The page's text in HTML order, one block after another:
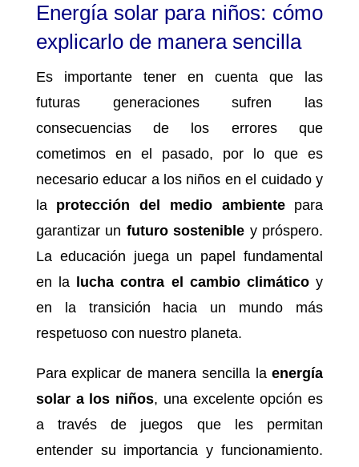
Energía solar para niños: cómo
explicarlo de manera sencilla
Es importante tener en cuenta que las
futuras generaciones sufren las
consecuencias de los errores que
cometimos en el pasado, por lo que es
necesario educar a los niños en el cuidado y
la protección del medio ambientepara
garantizar un futuro sostenible y próspero.
La educación juega un papel fundamental
en la
lucha contra el cambio climático y
en la transición hacia un mundo más
respetuoso con nuestro planeta.
Para explicar de manera sencilla laenergía
solar a los niños, una excelente opción es
a través de juegos que les permitan
entender su importancia y funcionamiento.